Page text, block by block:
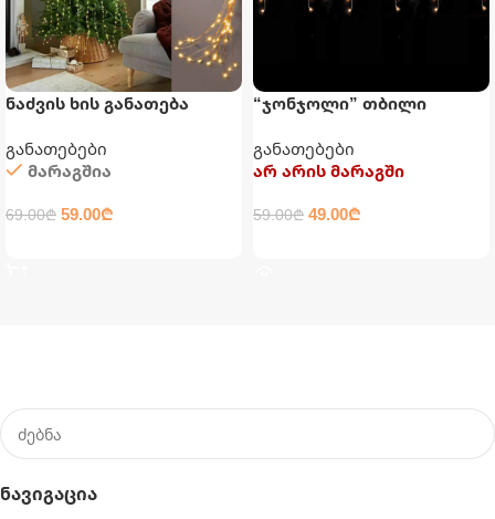
ნაძვის ხის განათება
განათებები
მარაგშია
69.00₾ 59.00₾
“ჯონჯოლი” თბილი
განათებები
არ არის მარაგში
59.00₾ 49.00₾
Ნავიგაცია